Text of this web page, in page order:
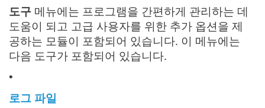
도구 메뉴에는 프로그램을 간편하게 관리하는 데
도움이 되고 고급 사용자를 위한 추가 옵션을 제
공하는 모듈이 포함되어 있습니다. 이 메뉴에는
다음 도구가 포함되어 있습니다.
•
로그 파일